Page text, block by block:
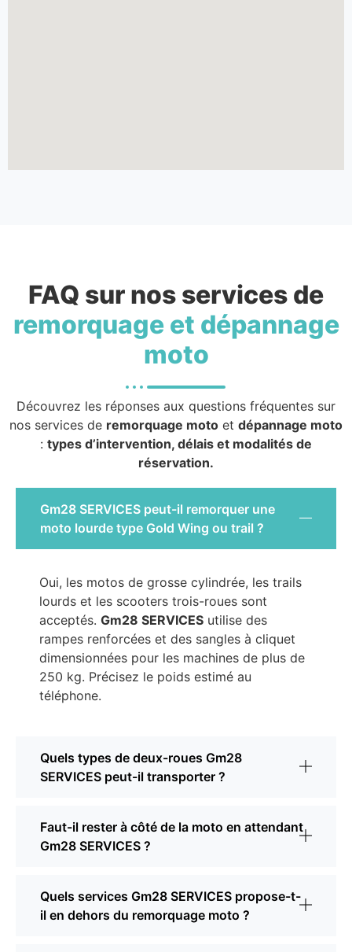
FAQ sur nos services de
remorquage et dépannage
moto
Découvrez les réponses aux questions fréquentes sur
nos services de remorquage moto et dépannage moto
: types d’intervention, délais et modalités de
réservation.
Gm28 SERVICES peut-il remorquer une
moto lourde type Gold Wing ou trail ?
Oui, les motos de grosse cylindrée, les trails
lourds et les scooters trois-roues sont
acceptés. Gm28 SERVICES utilise des
rampes renforcées et des sangles à cliquet
dimensionnées pour les machines de plus de
250 kg. Précisez le poids estimé au
téléphone.
Quels types de deux-roues Gm28
SERVICES peut-il transporter ?
Faut-il rester à côté de la moto en attendant
Gm28 SERVICES ?
Quels services Gm28 SERVICES propose-t-
il en dehors du remorquage moto ?